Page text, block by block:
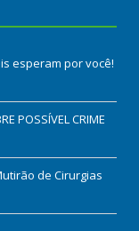
esperam por você!
POSSÍVEL CRIME
de Cirurgias